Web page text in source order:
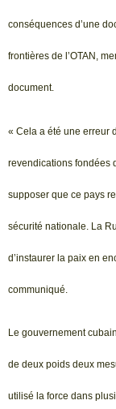
conséquences d’une
frontières de l’OTAN,
document.
« Cela a été une erreur
revendications fondées
supposer que ce pays
sécurité nationale. La
d’instaurer la paix en
communiqué.
Le gouvernement
de deux poids deux
utilisé la force dans